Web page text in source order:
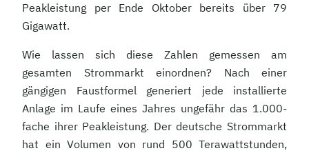
Peakleistung per Ende Oktober bereits über 79
Gigawatt.
Wie lassen sich diese Zahlen gemessen am
gesamten Strommarkt einordnen? Nach einer
gängigen Faustformel generiert jede installierte
Anlage im Laufe eines Jahres ungefähr das 1.000-
fache ihrer Peakleistung. Der deutsche Strommarkt
hat ein Volumen von rund 500 Terawattstunden,